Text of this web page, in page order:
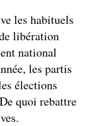
les habituels
libération
national
les partis
élections
quoi rebattre